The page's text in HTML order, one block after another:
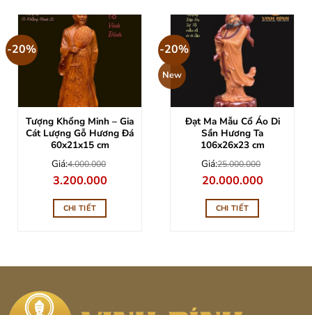
-20%
Tượng Khổng Minh – Gia
Cát Lượng Gỗ Hương Đá
60x21x15 cm
Giá:4.000.000
Giá
gốc
là:
4.000.000.
3.200.000Giá
tại
3.200.000.
CHI TIẾT
-20%
New
Đạt Ma Mẫu Cổ Áo Di
Sần Hương Ta
106x26x23 cm
Giá:25.000.000
Giá
gốc
là:
25.000.000.
20.000.000Giá
CHI TIẾT